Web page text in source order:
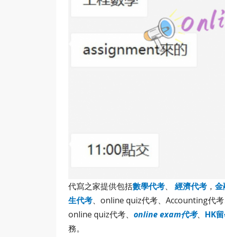
代寫之家提供包括數學代考、 經濟代考 ， 金
生代考、online quiz代考、Accounting代
online quiz代考、 online exam代考、 HK
務。